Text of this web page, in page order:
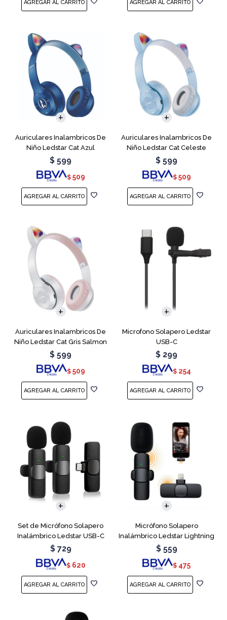
Auriculares Inalambricos De
Niño Ledstar Cat Azul
$ 599
$ 509
Auriculares Inalambricos De
Niño Ledstar Cat Celeste
$ 599
$ 509
Auriculares Inalambricos De
Niño Ledstar Cat Gris Salmon
$ 599
$ 509
Microfono Solapero Ledstar
USB-C
$ 299
$ 254
Set de Micrófono Solapero
Inalámbrico Ledstar USB-C
$ 729
$ 620
Micrófono Solapero
Inalámbrico Ledstar Lightning
$ 559
$ 475